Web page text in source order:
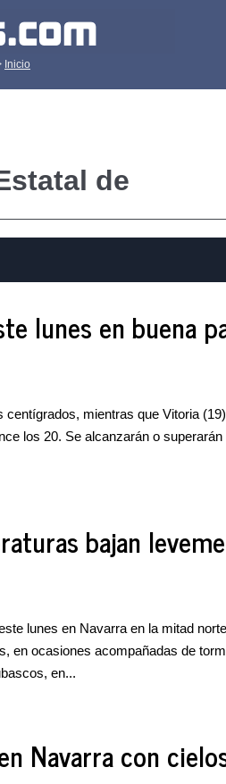
Inicio
de
lunes en buena
mientras que Vitoria
los 20. Se alcanzarán o superarán
bajan
lunes en Navarra en la mitad
en ocasiones acompañadas de
en...
Navarra con